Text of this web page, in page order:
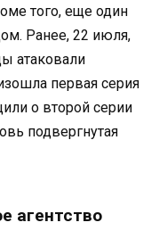
того, еще один
Ранее, 22 июля,
атаковали
первая серия
о второй серии
подвергнутая
агентство